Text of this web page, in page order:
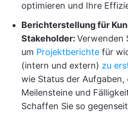
optimieren und Ihre
Berichterstellung für
Stakeholder: Verwenden
um Projektberichte für
(intern und extern) zu
wie Status der Aufgaben,
Meilensteine und
Schaffen Sie so